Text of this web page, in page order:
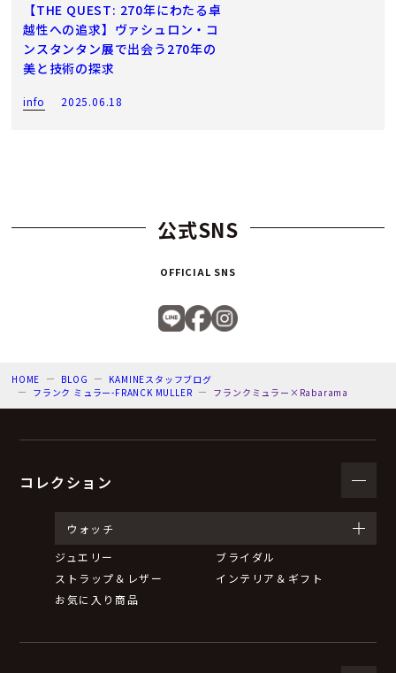
【THE QUEST: 270年にわたる卓
越性への追求】ヴァシュロン・コ
ンスタンタン展で出会う270年の
美と技術の探求
info 2025.06.18
公式SNS
OFFICIAL SNS
HOME BLOG
KAMINEスタッフブログ
フランク ミュラー-FRANCK MULLER
フランクミュラー×Rabarama
コレクション
ウォッチ
ジュエリー
ブライダル
ストラップ＆レザー
インテリア＆ギフト
お気に入り商品